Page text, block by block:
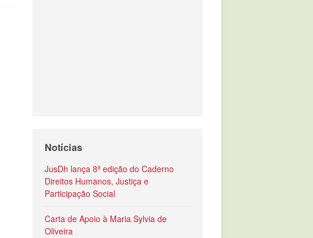
Notícias
JusDh lança 8ª edição do Caderno
Direitos Humanos, Justiça e
Participação Social
Carta de Apoio à Maria Sylvia de
Oliveira